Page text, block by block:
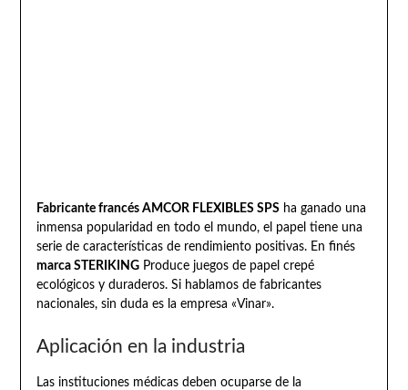
Fabricante francés AMCOR FLEXIBLES SPSha ganado una
inmensa popularidad en todo el mundo, el papel tiene una
serie de características de rendimiento positivas. En finés
marca STERIKINGProduce juegos de papel crepé
ecológicos y duraderos. Si hablamos de fabricantes
nacionales, sin duda es la empresa «Vinar».
Aplicación en la industria
Las instituciones médicas deben ocuparse de la